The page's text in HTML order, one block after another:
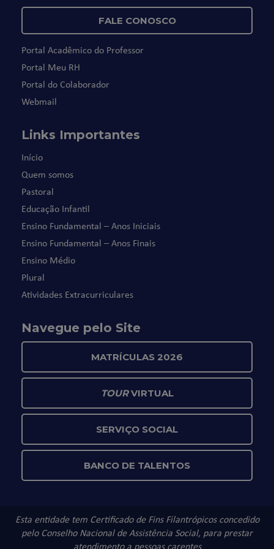
FALE CONOSCO
Portal Acadêmico do Professor
Portal Meu RH
Portal do Colaborador
Webmail
Links Importantes
Início
Quem somos
Pastoral
Educação Infantil
Ensino Fundamental – Anos Iniciais
Ensino Fundamental – Anos Finais
Ensino Médio
Plural
Atividades Extracurriculares
Navegue pelo Site
MATRÍCULAS 2026
TOURVIRTUAL
SERVIÇO SOCIAL
BANCO DE TALENTOS
Esta entidade tem Certificado de Fins Filantrópicos concedido
pelo Conselho Nacional de Assistência Social, para prestar
atendimento a pessoas carentes